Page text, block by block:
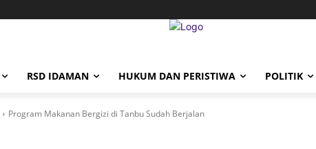
RSD IDAMAN HUKUM DAN PERISTIWA POLITIK
Program Makanan Bergizi di Tanbu Sudah Berjalan